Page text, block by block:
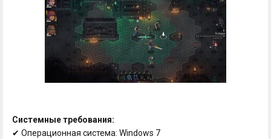
Системные требования:
✔ Операционная система: Windows 7